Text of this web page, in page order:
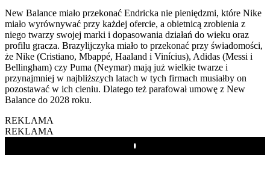
New Balance miało przekonać Endricka nie pieniędzmi, które Nike
miało wyrównywać przy każdej ofercie, a obietnicą zrobienia z
niego twarzy swojej marki i dopasowania działań do wieku oraz
profilu gracza. Brazylijczyka miało to przekonać przy świadomości,
że Nike (Cristiano, Mbappé, Haaland i Vinícius), Adidas (Messi i
Bellingham) czy Puma (Neymar) mają już wielkie twarze i
przynajmniej w najbliższych latach w tych firmach musiałby on
pozostawać w ich cieniu. Dlatego też parafował umowę z New
Balance do 2028 roku.
REKLAMA
REKLAMA
Play